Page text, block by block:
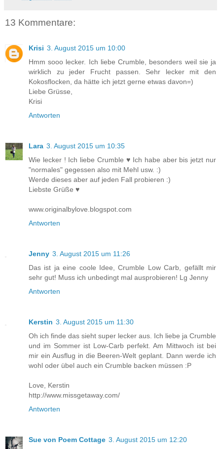
13 Kommentare:
Krisi 3. August 2015 um 10:00
Hmm sooo lecker. Ich liebe Crumble, besonders weil sie ja
wirklich zu jeder Frucht passen. Sehr lecker mit den
Kokosflocken, da hätte ich jetzt gerne etwas davon=)
Liebe Grüsse,
Krisi
Antworten
Lara 3. August 2015 um 10:35
Wie lecker ! Ich liebe Crumble ♥ Ich habe aber bis jetzt nur
"normales" gegessen also mit Mehl usw. :)
Werde dieses aber auf jeden Fall probieren :)
Liebste Grüße ♥
www.originalbylove.blogspot.com
Antworten
Jenny 3. August 2015 um 11:26
Das ist ja eine coole Idee, Crumble Low Carb, gefällt mir
sehr gut! Muss ich unbedingt mal ausprobieren! Lg Jenny
Antworten
Kerstin 3. August 2015 um 11:30
Oh ich finde das sieht super lecker aus. Ich liebe ja Crumble
und im Sommer ist Low-Carb perfekt. Am Mittwoch ist bei
mir ein Ausflug in die Beeren-Welt geplant. Dann werde ich
wohl oder übel auch ein Crumble backen müssen :P
Love, Kerstin
http://www.missgetaway.com/
Antworten
Sue von Poem Cottage 3. August 2015 um 12:20